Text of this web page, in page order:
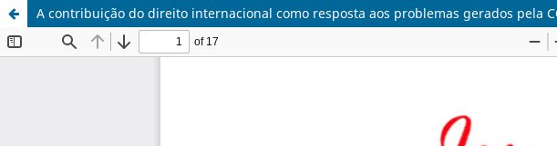
A contribuição do direito internacional como resposta aos problemas gerados pela